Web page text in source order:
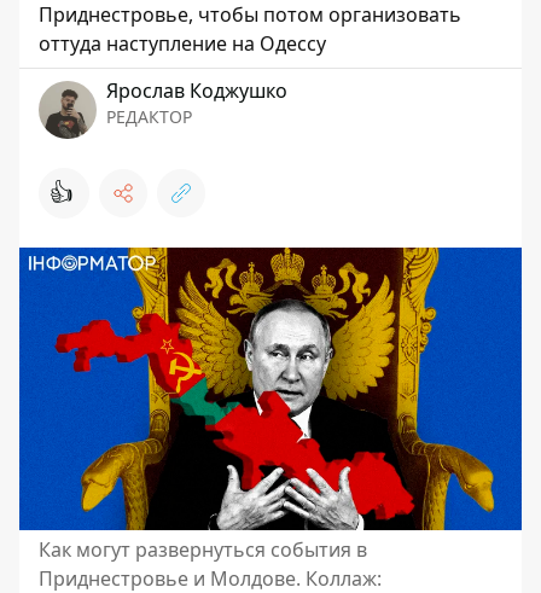
Приднестровье, чтобы потом организовать
оттуда наступление на Одессу
Ярослав Коджушко
РЕДАКТОР
👍
Как могут развернуться события в
Приднестровье и Молдове. Коллаж: